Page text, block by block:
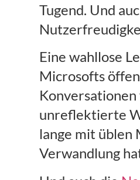
Tugend. Und
Eine wahllose
Microsofts
unreflektierte
lange mit üblen
Verwandlung